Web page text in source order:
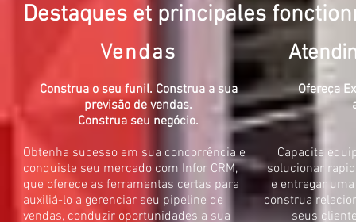
Destaques et principales
Vendas
Construa o seu funil. Construa a sua
previsão de vendas.
Construa seu negócio.
Obtenha sucesso em sua concorrência e
conquiste seu mercado com Infor CRM,
que oferece as ferramentas certas para
auxiliá-lo a gerenciar seu pipeline de
vendas, conduzir oportunidades a sua
Ofereça
Capacite
solucionar
e entregar
construa
seus